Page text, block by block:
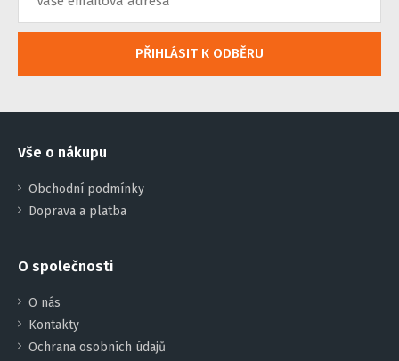
PŘIHLÁSIT K ODBĚRU
Vše o nákupu
Obchodní podmínky
Doprava a platba
O společnosti
O nás
Kontakty
Ochrana osobních údajů